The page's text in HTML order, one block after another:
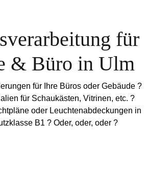
für
& Büro in Ulm
für Ihre Büros oder Gebäude ?
für Schaukästen, Vitrinen, etc. ?
oder Leuchtenabdeckungen in
B1 ? Oder, oder, oder ?